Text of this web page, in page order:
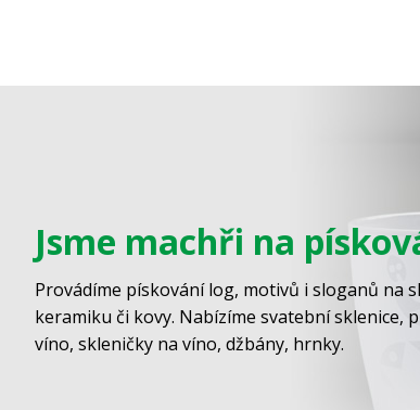
Jsme machři na
Provádíme pískování log, motivů i sloganů na
keramiku či kovy. Nabízíme svatební sklenice,
víno, skleničky na víno, džbány, hrnky.